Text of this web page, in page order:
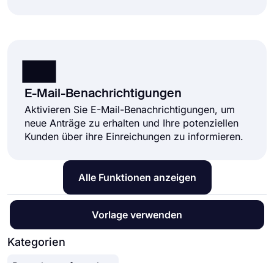
E-Mail-Benachrichtigungen
Aktivieren Sie E-Mail-Benachrichtigungen, um
neue Anträge zu erhalten und Ihre potenziellen
Kunden über ihre Einreichungen zu informieren.
Alle Funktionen anzeigen
Vorlage verwenden
Kategorien